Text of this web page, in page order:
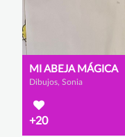
MI ABEJA MÁGICA
Dibujos, Sonia
+20